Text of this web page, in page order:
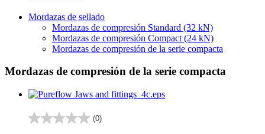
Mordazas de sellado
Mordazas de compresión Standard (32 kN)
Mordazas de compresión Compact (24 kN)
Mordazas de compresión de la serie compacta
Mordazas de compresión de la serie compacta
(0)
0.0